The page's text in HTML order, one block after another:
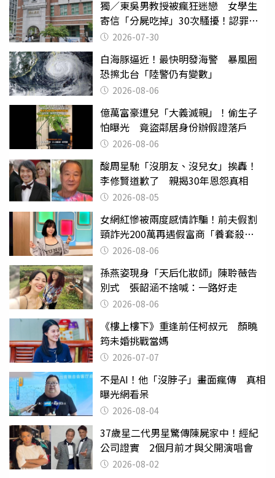
獨／東吳男教授被瘋狂迷戀 女學生
寄信「分屍吃掉」30次騷擾！認罪免
關 2026-07-30
白海豚逼近！最快明發海警 暴風圈
恐擦北台「陸警仍有變數」
2026-08-06
億萬富豪遭兒「大義滅親」！偷生子
怕曝光 竟盜鄰居身份辦假證落戶
2026-08-06
酸周星馳「沒朋友、沒兒女」挨轟！
李修賢道歉了 親揭30年恩怨真相
2026-08-05
女網紅慘被兩度感情詐騙！前夫假割
頸詐光200萬再遇假富商「養套殺
2000萬」
2026-08-06
孫燕姿現身「天后化妝師」陳聆薇告
別式 張韶涵不捨喊：一路好走
2026-08-06
《樓上樓下》重逢前任柯叔元 顏曉
筠未婚挑戰當媽
2026-07-07
不是AI！他「沒脖子」畫面瘋傳 真相
曝光網看呆
2026-08-04
37歲星二代男星驚傳陳屍家中！經紀
公司證實 2個月前才與父開演唱會
2026-08-02